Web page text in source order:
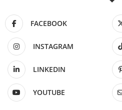
FACEBOOK
INSTAGRAM
LINKEDIN
YOUTUBE